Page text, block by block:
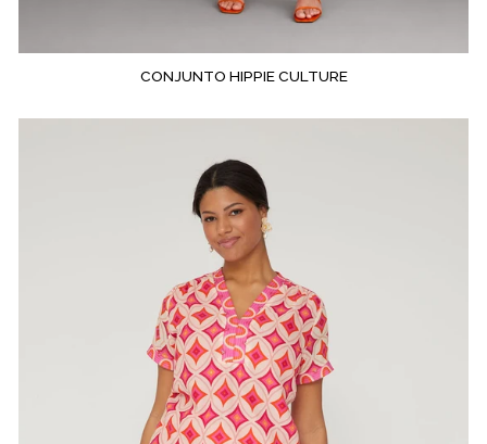
CONJUNTO HIPPIE CULTURE